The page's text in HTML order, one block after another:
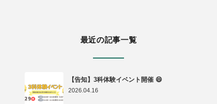
最近の記事一覧
【告知】3科体験イベント開催 😄
2026.04.16